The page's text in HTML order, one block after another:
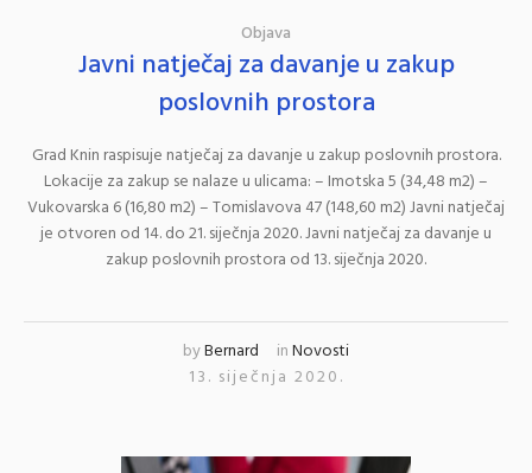
Objava
Javni natječaj za davanje u zakup
poslovnih prostora
Grad Knin raspisuje natječaj za davanje u zakup poslovnih prostora.
Lokacije za zakup se nalaze u ulicama: – Imotska 5 (34,48 m2) –
Vukovarska 6 (16,80 m2) – Tomislavova 47 (148,60 m2) Javni natječaj
je otvoren od 14. do 21. siječnja 2020. Javni natječaj za davanje u
zakup poslovnih prostora od 13. siječnja 2020.
byBernard inNovosti
13. siječnja 2020.